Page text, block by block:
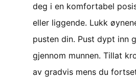
deg i en komfortabel
eller liggende. Lukk
pusten din. Pust dypt inn
gjennom munnen. Tillat
av gradvis mens du